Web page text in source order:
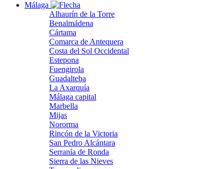
Málaga
Alhaurín de la Torre
Benalmádena
Cártama
Comarca de Antequera
Costa del Sol Occidental
Estepona
Fuengirola
Guadalteba
La Axarquía
Málaga capital
Marbella
Mijas
Nororma
Rincón de la Victoria
San Pedro Alcántara
Serranía de Ronda
Sierra de las Nieves